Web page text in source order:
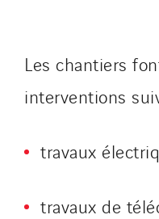
Les chantiers
interventions
travaux
travaux de